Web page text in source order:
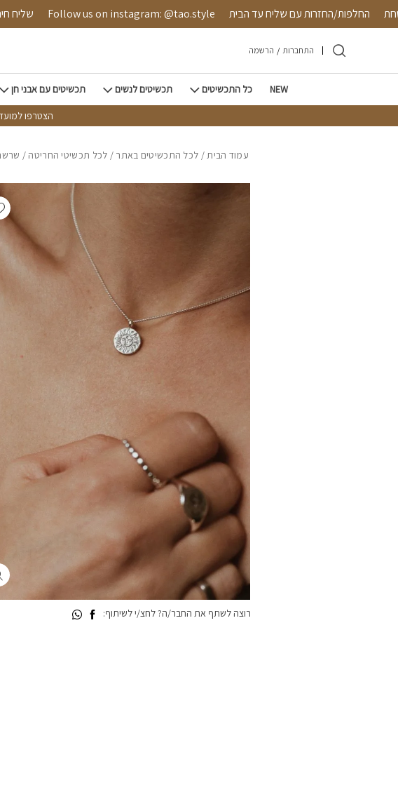
Skip to Content
מאובטחת החלפות/החזרות עם שליח עד הבית Follow us on instagram: @tao.style
התחברות / הרשמה
NEW כל התכשיטים תכשיטים לנשים תכשיטים עם אבני חן
הצטרפו למועדון
עמוד הבית/ לכל התכשיטים באתר / לכל תכשיטי החריטה /
רוצה לשתף את החבר/ה? לחצ/י לשיתוף:
בחזרה למעלה